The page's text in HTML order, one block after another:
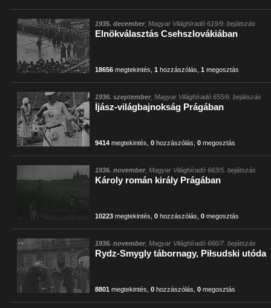
1935. december, Magyar Világhíradó 619/9. bejátszás
Elnökválasztás Csehszlovákiában
18656 megtekintés ,1 hozzászólás ,1 megosztás
1936. szeptember, Magyar Világhíradó 655/6. bejátszás
Íjász-világbajnokság Prágában
9414 megtekintés ,0 hozzászólás ,0 megosztás
1936. november, Magyar Világhíradó 663/5. bejátszás
Károly román király Prágában
10223 megtekintés ,0 hozzászólás ,0 megosztás
1936. november, Magyar Világhíradó 666/7. bejátszás
Rydz-Smygly tábornagy, Piłsudski utóda
8801 megtekintés ,0 hozzászólás ,0 megosztás